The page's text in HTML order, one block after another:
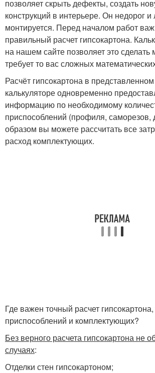
позволяет скрыть дефекты, создать
конструкций в интерьере. Он недорог и
монтируется. Перед началом работ
правильный расчет гипсокартона.
на нашем сайте позволяет это
требует то вас сложных
Расчёт гипсокартона в
калькуляторе одновременно
информацию по необходимому
приспособлений (профиля, саморезов,
образом вы можете рассчитать все
расход комплектующих.
Где важен точный расчет
приспособлений и комплектующих?
Без верного расчета гипсокартона не
случаях:
Отделки стен гипсокартоном;